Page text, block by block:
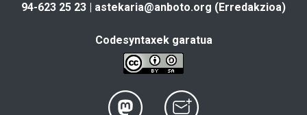
94-623 25 23 | astekaria@anboto.org (Erredakzioa)
Codesyntaxek garatua